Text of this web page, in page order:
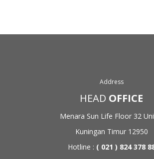
Address
HEAD OFFICE
Menara Sun Life Floor 32
Kuningan Timur 12950
Hotline : ( 021 ) 824 378